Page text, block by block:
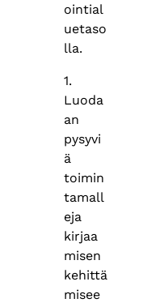
ointial
uetaso
lla.
1.
Luoda
an
pysyvi
ä
toimin
tamall
eja
kirjaa
misen
kehittä
misee